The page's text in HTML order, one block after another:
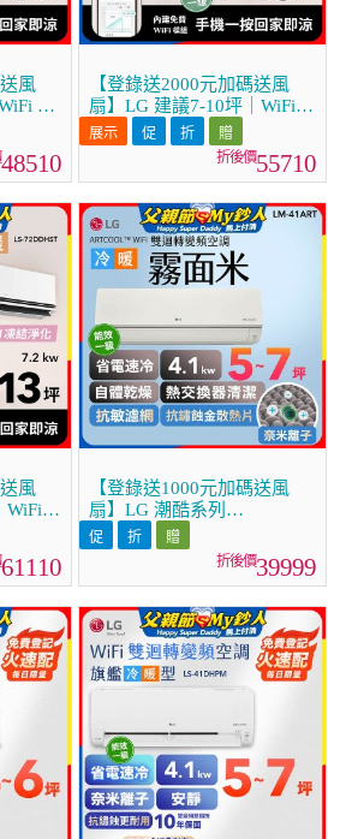
風
雙
系列
(LS-
48510
【登錄送2000元加碼送風
扇】LG 建議7-10坪｜WiFi
雙迴轉變頻空調｜極淨2.0系
列｜AI 氣流 & 奈米離子
55710
風
WiFi
2.0系
61110
【登錄送1000元加碼送風
扇】LG 潮酷系列
ARTCOOL™ WiFi 潮酷冷暖
雙迴轉變頻空調 - 霧面米
_4.1kw_建議適用坪數約5-7
39999